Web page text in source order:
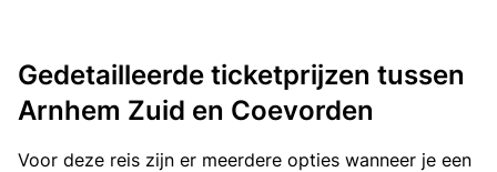
Gedetailleerde ticketprijzen tussen
Arnhem Zuid en Coevorden
Voor deze reis zijn er meerdere opties wanneer je een